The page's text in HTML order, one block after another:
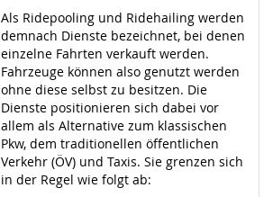
Als Ridepooling und Ridehailing werden
demnach Dienste bezeichnet, bei denen
einzelne Fahrten verkauft werden.
Fahrzeuge können also genutzt werden
ohne diese selbst zu besitzen. Die
Dienste positionieren sich dabei vor
allem als Alternative zum klassischen
Pkw, dem traditionellen öffentlichen
Verkehr (ÖV) und Taxis. Sie grenzen sich
in der Regel wie folgt ab: